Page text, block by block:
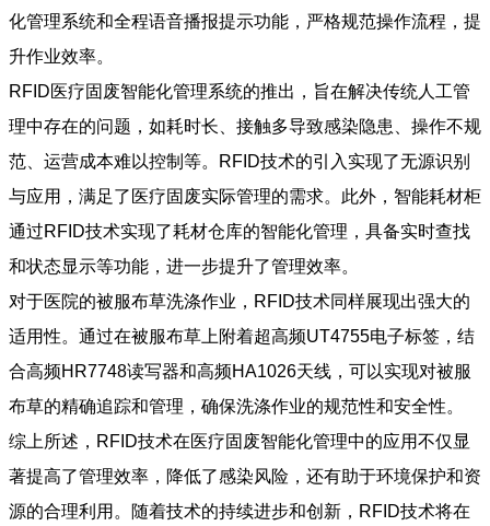
化管理系统和全程语音播报提示功能，严格规范操作流程，提
升作业效率。
RFID医疗固废智能化管理系统的推出，旨在解决传统人工管
理中存在的问题，如耗时长、接触多导致感染隐患、操作不规
范、运营成本难以控制等。RFID技术的引入实现了无源识别
与应用，满足了医疗固废实际管理的需求。此外，智能耗材柜
通过RFID技术实现了耗材仓库的智能化管理，具备实时查找
和状态显示等功能，进一步提升了管理效率。
对于医院的被服布草洗涤作业，RFID技术同样展现出强大的
适用性。通过在被服布草上附着超高频UT4755电子标签，结
合高频HR7748读写器和高频HA1026天线，可以实现对被服
布草的精确追踪和管理，确保洗涤作业的规范性和安全性。
综上所述，RFID技术在医疗固废智能化管理中的应用不仅显
著提高了管理效率，降低了感染风险，还有助于环境保护和资
源的合理利用。随着技术的持续进步和创新，RFID技术将在